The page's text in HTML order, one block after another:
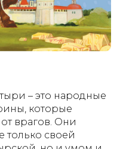
– это народные
которые
врагов. Они
только своей